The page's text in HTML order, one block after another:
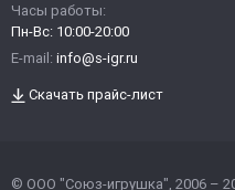
Часы работы:
Пн-Вс: 10:00-20:00
E-mail: info@s-igr.ru
Скачать прайс-лист
© ООО "Союз-игрушка", 2006 –